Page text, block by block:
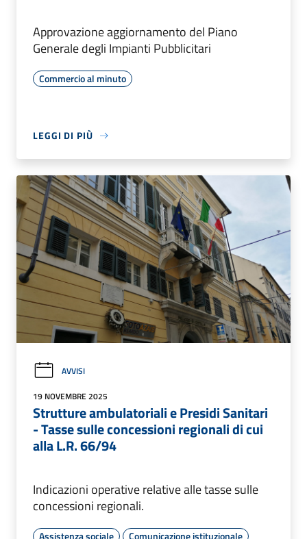
Approvazione aggiornamento del Piano
Generale degli Impianti Pubblicitari
Commercio al minuto
LEGGI DI PIÙ
AVVISI
19 NOVEMBRE 2025
Strutture ambulatoriali e Presidi Sanitari
- Tasse sulle concessioni regionali di cui
alla L.R. 66/94
Indicazioni operative relative alle tasse sulle
concessioni regionali.
Assistenza sociale Comunicazione istituzionale